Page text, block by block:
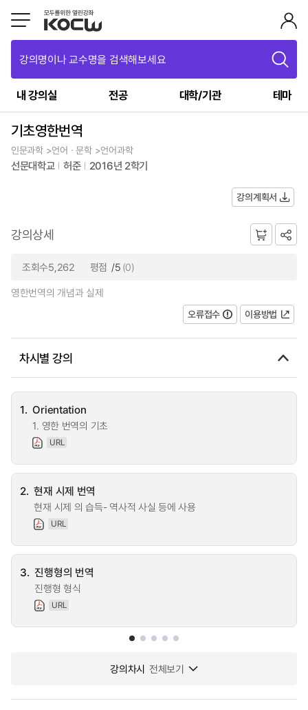
강의명이나 교수명을 검색해보세요
내 강의실 전공 대학/기관 테마
기초영한번역
인문과학 >언어ㆍ문학 >언어과학
선문대학교 허준 2016년 2학기
강의계획서
강의상세
조회수5,262 평점 /5 (0)
영한번역의 개념과 실제
오류접수
이용방법
차시별 강의
1. Orientation
1. 영한 번역의 기초
URL
2. 현재 시제 번역
현재 시제 의 습득- 역사적 사실 등에 사용
URL
3. 진행형의 번역
진행형 형식
URL
강의차시 전체보기